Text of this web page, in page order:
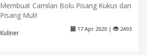
Membuat Camilan Bolu Pisang Kukus dari
Pisang Muli!
Kuliner
17 Apr 2020 | 2493